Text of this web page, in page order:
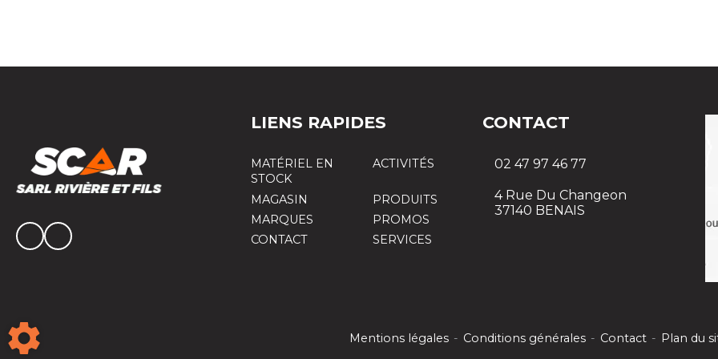
LIENS RAPIDES
MATÉRIEL EN
STOCK
ACTIVITÉS
MAGASIN
PRODUITS
MARQUES
PROMOS
CONTACT
SERVICES
CONTACT
02 47 97 46 77
4 Rue Du Changeon
37140 BENAIS
Mentions légales - Conditions générales - Contact - Plan du